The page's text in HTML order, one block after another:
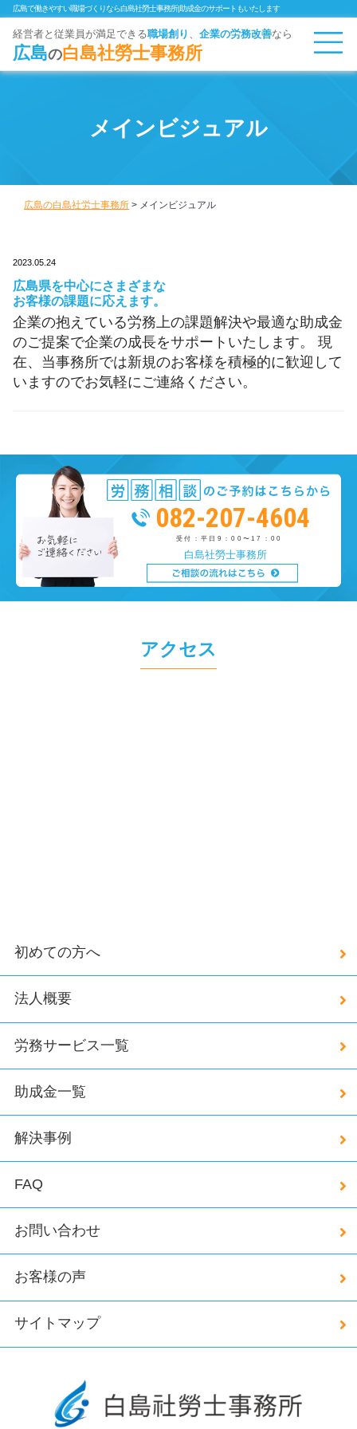
広島で働きやすい職場づくりなら白島社勞士事務所|助成金のサポートもいたします
経営者と従業員が満足できる職場創り 企業の労務改善なら
広島の白島社勞士事務所
メインビジュアル
広島の白島社労士事務所 > メインビジュアル
2023.05.24
広島県を中心にさまざまな
お客様の課題に応えます。
企業の抱えている労務上の課題解決や最適な助成金
のご提案で企業の成長をサポートいたします。 現
在、当事務所では新規のお客様を積極的に歓迎して
いますのでお気軽にご連絡ください。
082-207-4604
受付：平日9：00〜17：00
白島社勞士事務所
アクセス
初めての方へ
法人概要
労務サービス一覧
助成金一覧
解決事例
FAQ
お問い合わせ
お客様の声
サイトマップ